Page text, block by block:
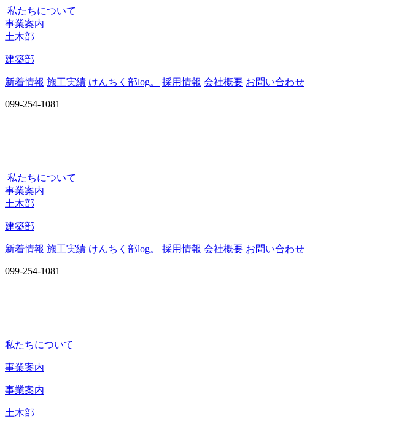
私たちについて
事業案内
土木部
建築部
新着情報 施工実績 けんちく部log。 採用情報 会社概要 お問い合わせ
099-254-1081
私たちについて
事業案内
土木部
建築部
新着情報 施工実績 けんちく部log。 採用情報 会社概要 お問い合わせ
099-254-1081
私たちについて
事業案内
事業案内
土木部